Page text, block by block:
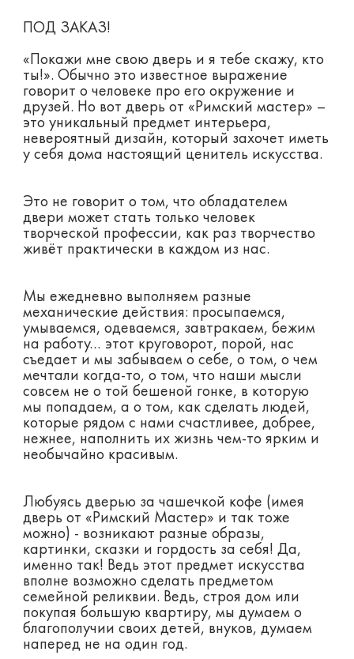
ПОД ЗАКАЗ!
«Покажи мне свою дверь и я тебе скажу, кто
ты!». Обычно это известное выражение
говорит о человеке про его окружение и
друзей. Но вот дверь от «Римский мастер» –
это уникальный предмет интерьера,
невероятный дизайн, который захочет иметь
у себя дома настоящий ценитель искусства.
Это не говорит о том, что обладателем
двери может стать только человек
творческой профессии, как раз творчество
живёт практически в каждом из нас.
Мы ежедневно выполняем разные
механические действия: просыпаемся,
умываемся, одеваемся, завтракаем, бежим
на работу… этот круговорот, порой, нас
съедает и мы забываем о себе, о том, о чем
мечтали когда-то, о том, что наши мысли
совсем не о той бешеной гонке, в которую
мы попадаем, а о том, как сделать людей,
которые рядом с нами счастливее, добрее,
нежнее, наполнить их жизнь чем-то ярким и
необычайно красивым.
Любуясь дверью за чашечкой кофе (имея
дверь от «Римский Мастер» и так тоже
можно) - возникают разные образы,
картинки, сказки и гордость за себя! Да,
именно так! Ведь этот предмет искусства
вполне возможно сделать предметом
семейной реликвии. Ведь, строя дом или
покупая большую квартиру, мы думаем о
благополучии своих детей, внуков, думаем
наперед не на один год.